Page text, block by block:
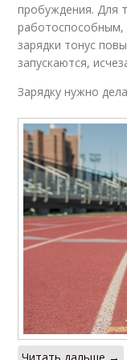
пробуждения. Для
работоспособным,
зарядки тонус
запускаются,
Зарядку нужно